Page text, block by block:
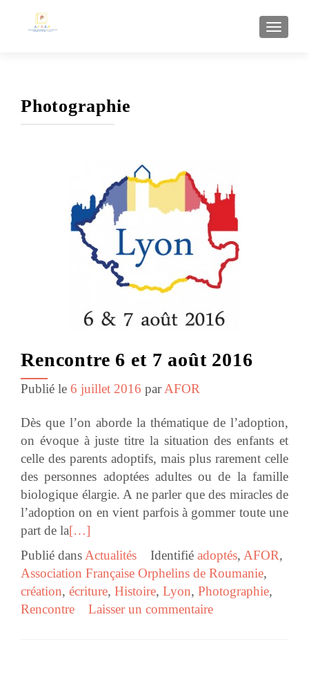
Photographie
Rencontre 6 et 7 août 2016
Publié le 6 juillet 2016 parAFOR
Dès que l’on aborde la thématique de l’adoption,
on évoque à juste titre la situation des enfants et
celle des parents adoptifs, mais plus rarement celle
des personnes adoptées adultes ou de la famille
biologique élargie. A ne parler que des miracles de
l’adoption on en vient parfois à gommer toute une
part de la[…]
Publié dans Actualités Identifié adoptés, AFOR,
Association Française Orphelins de Roumanie,
création, écriture, Histoire, Lyon, Photographie,
Rencontre
Laisser un commentaire